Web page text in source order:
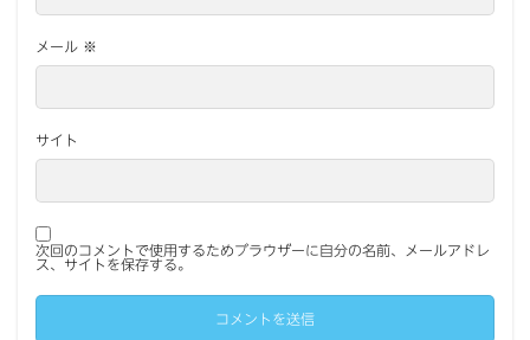
メール ※
サイト
次回のコメントで使用するためブラウザーに自分の名前、メールアドレ
ス、サイトを保存する。